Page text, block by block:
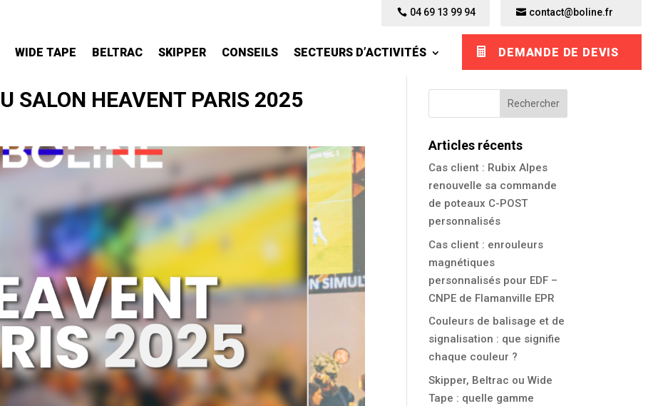
04 69 13 99 94 contact@boline.fr
WIDE TAPE BELTRAC SKIPPER CONSEILS SECTEURS D’ACTIVITÉS DEMANDE DE DEVIS
04 69 13 99 94 contact@boline.fr
WIDE TAPE BELTRAC SKIPPER CONSEILS SECTEURS D’ACTIVITÉS DEMANDE DE DEVIS
SALON HEAVENT PARIS 2025
Articles récents
Cas client : Rubix Alpes
renouvelle sa commande
de poteaux C-POST
personnalisés
Cas client : enrouleurs
magnétiques
personnalisés pour EDF –
CNPE de Flamanville EPR
Couleurs de balisage et de
signalisation : que signifie
chaque couleur ?
Skipper, Beltrac ou Wide
Tape : quelle gamme